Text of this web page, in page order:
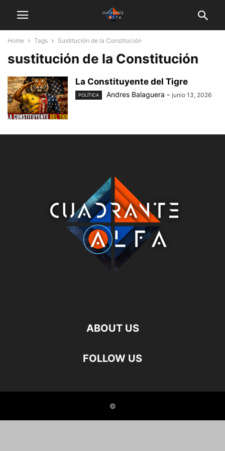
Home Tags Sustitución de la Constitución
sustitución de la Constitución
La Constituyente del Tigre
POLÍTICA Andres Balaguera - junio 13, 2026
ABOUT US
FOLLOW US
©